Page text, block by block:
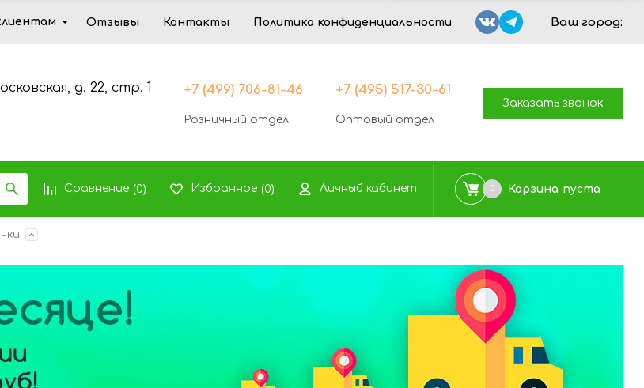
Отзывы Контакты Политика конфиденциальности Ваш город:
д. 22, стр. 1 +7 (499) 706-81-46
Розничный отдел
+7 (495) 517-30-61
Оптовый отдел
Заказать звонок
Сравнение (0) Избранное (0) Личный кабинет 0 Корзина пуста